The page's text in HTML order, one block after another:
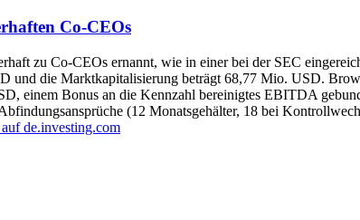
Co-CEOs
zu Co-CEOs ernannt, wie in einer bei der SEC
und die Marktkapitalisierung beträgt 68,77 Mio. USD.
einem Bonus an die Kennzahl bereinigtes EBITDA
(12 Monatsgehälter, 18 bei
de.investing.com